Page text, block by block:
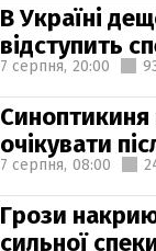
В Україні
відступить
7 серпня, 20:00
Синоптикиня
очікувати
7 серпня, 08:00
Грози
сильної